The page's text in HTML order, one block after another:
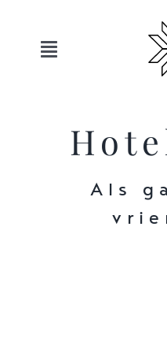
inhoudToggle
Als